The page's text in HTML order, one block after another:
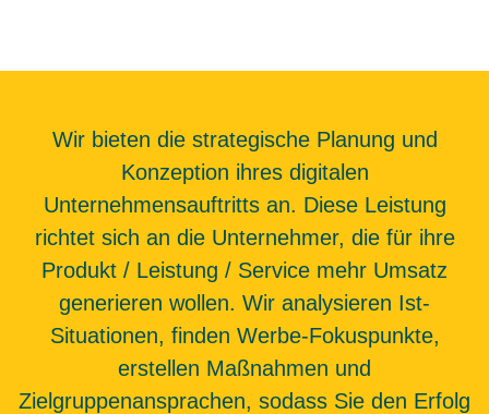
Wir bieten die strategische Planung und
Konzeption ihres digitalen
Unternehmensauftritts an. Diese Leistung
richtet sich an die Unternehmer, die für ihre
Produkt / Leistung / Service mehr Umsatz
generieren wollen. Wir analysieren Ist-
Situationen, finden Werbe-Fokuspunkte,
erstellen Maßnahmen und
Zielgruppenansprachen, sodass Sie den Erfolg